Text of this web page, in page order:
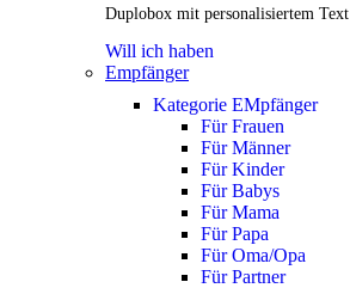
Duplobox mit personalisiertem Text
Will ich haben
Empfänger
Kategorie EMpfänger
Für Frauen
Für Männer
Für Kinder
Für Babys
Für Mama
Für Papa
Für Oma/Opa
Für Partner